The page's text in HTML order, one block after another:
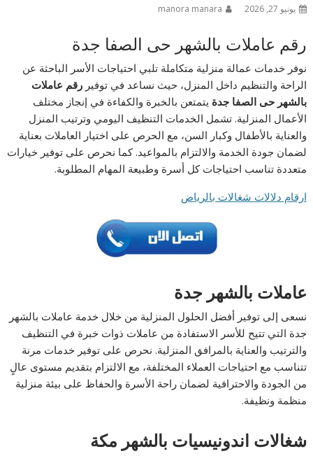
يونيو 27, 2026 manora manara
رقم عاملات بالشهر حى الصفا جدة
نوفر خدمات عمالة منزلية متكاملة تلبي احتياجات الأسر الباحثة عن
الراحة والتنظيم داخل المنزل، حيث نساعد في توفيررقم عاملات
بالشهر حى الصفا جدة يتمتعن بالخبرة والكفاءة في إنجاز مختلف
الأعمال المنزلية. تشمل الخدمات التنظيف اليومي وترتيب المنزل
والعناية بالأطفال وكبار السن، مع الحرص على اختيار العاملات بعناية
لضمان جودة الخدمة والالتزام بالمواعيد. كما نحرص على توفير خيارات
متعددة تناسب احتياجات كل أسرة وطبيعة المهام المطلوبة.
ارقام دلالات شغالات بالرياض
عاملات بالشهر جدة
نسعى إلى توفير أفضل الحلول المنزلية من خلال خدمة عاملات بالشهر
جدة التي تتيح للأسر الاستفادة من عاملات ذوات خبرة في التنظيف
والترتيب والعناية بالمرافق المنزلية. نحرص على توفير خدمات مرنة
تتناسب مع احتياجات العملاء المختلفة، مع الالتزام بتقديم مستوى عالٍ
من الجودة والاحترافية لضمان راحة الأسرة والحفاظ على بيئة منزلية
منظمة ونظيفة.
شغالات اندونيسيات بالشهر مكة